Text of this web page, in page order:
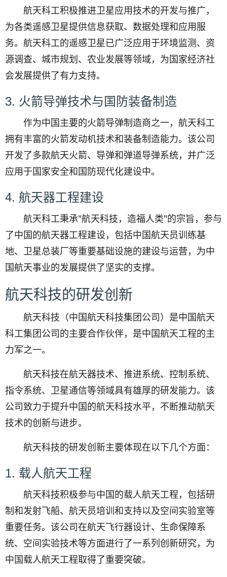
航天科工积极推进卫星应用技术的开发与推广，
为各类遥感卫星提供信息获取、数据处理和应用服
务。航天科工的遥感卫星已广泛应用于环境监测、资
源调查、城市规划、农业发展等领域，为国家经济社
会发展提供了有力支持。
3. 火箭导弹技术与国防装备制造
作为中国主要的火箭导弹制造商之一，航天科工
拥有丰富的火箭发动机技术和装备制造能力。该公司
开发了多款航天火箭、导弹和弹道导弹系统，并广泛
应用于国家安全和国防现代化建设中。
4. 航天器工程建设
航天科工秉承"航天科技，造福人类"的宗旨，参与
了中国的航天器工程建设，包括中国航天员训练基
地、卫星总装厂等重要基础设施的建设与运营，为中
国航天事业的发展提供了坚实的支撑。
航天科技的研发创新
航天科技（中国航天科技集团公司）是中国航天
科工集团公司的主要合作伙伴，是中国航天工程的主
力军之一。
航天科技在航天器技术、推进系统、控制系统、
指令系统、卫星通信等领域具有雄厚的研发能力。该
公司致力于提升中国的航天科技水平，不断推动航天
技术的创新与进步。
航天科技的研发创新主要体现在以下几个方面：
1. 载人航天工程
航天科技积极参与中国的载人航天工程，包括研
制和发射飞船、航天员培训和支持以及空间实验室等
重要任务。该公司在航天飞行器设计、生命保障系
统、空间实验技术等方面进行了一系列创新研究，为
中国载人航天工程取得了重要突破。